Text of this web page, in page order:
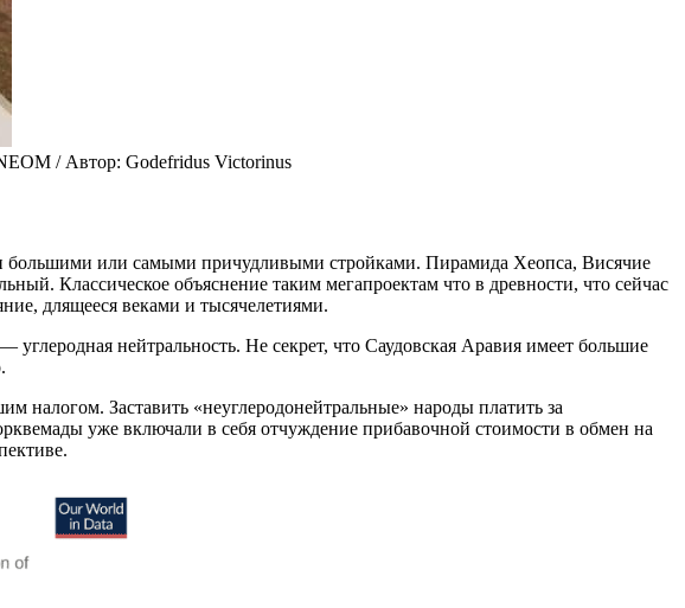
/ Автор: Godefridus Victorinus
или самыми причудливыми стройками. Пирамида Хеопса, Висячие
Классическое объяснение таким мегапроектам что в древности, что сейчас
длящееся веками и тысячелетиями.
нейтральность. Не секрет, что Саудовская Аравия имеет большие
налогом. Заставить «неуглеродонейтральные» народы платить за
уже включали в себя отчуждение прибавочной стоимости в обмен на